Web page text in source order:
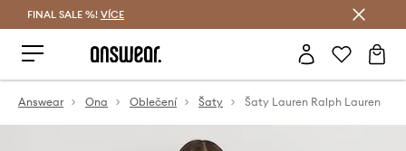
FINAL SALE %! VÍCE
Answear Ona Oblečení Šaty Šaty Lauren Ralph Lauren